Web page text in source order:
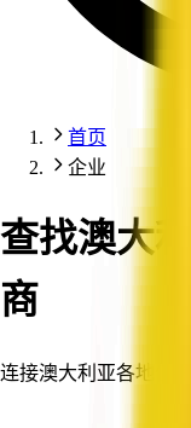
首页
企业
查找澳大
商
连接澳大利亚各地值